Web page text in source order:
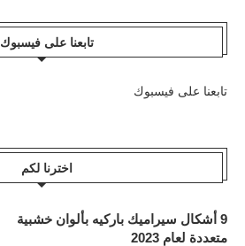
تابعنا على فيسبوك
تابعنا على فيسبوك
اخترنا لكم
9 أشكال سيراميك باركيه بألوان خشبية
متعددة لعام 2023